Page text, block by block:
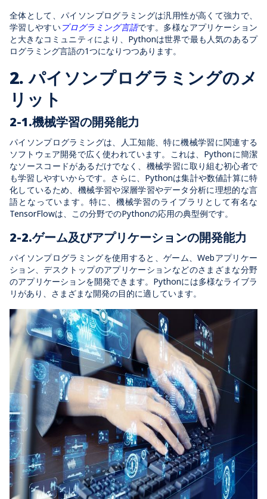
全体として、パイソンプログラミングは汎用性が高くて強力で、
学習しやすいプログラミング言語です。多様なアプリケーション
と大きなコミュニティにより、Pythonは世界で最も人気のあるプ
ログラミング言語の1つになりつつあります。
2. パイソンプログラミングのメ
リット
2-1.機械学習の開発能力
パイソンプログラミングは、人工知能、特に機械学習に関連する
ソフトウェア開発で広く使われています。これは、Pythonに簡潔
なソースコードがあるだけでなく、機械学習に取り組む初心者で
も学習しやすいからです。さらに、Pythonは集計や数値計算に特
化しているため、機械学習や深層学習やデータ分析に理想的な言
語となっています。特に、機械学習のライブラリとして有名な
TensorFlowは、この分野でのPythonの応用の典型例です。
2-2.ゲーム及びアプリケーションの開発能力
パイソンプログラミングを使用すると、ゲーム、Webアプリケー
ション、デスクトップのアプリケーションなどのさまざまな分野
のアプリケーションを開発できます。Pythonには多様なライブラ
リがあり、さまざまな開発の目的に適しています。